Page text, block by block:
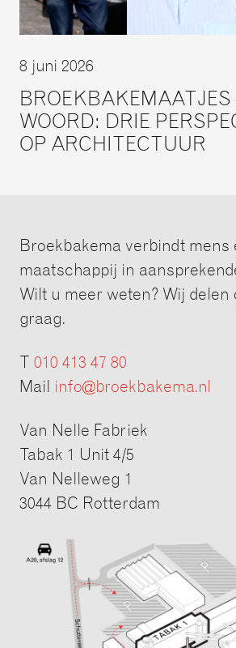
8 juni 2026
BROEKBAKEMAATJES
WOORD: DRIE
OP ARCHITECTUUR
Broekbakema verbindt mens
maatschappij in
Wilt u meer weten? Wij delen
graag.
010 413 47 80
Mail info@broekbakema.nl
Van Nelle Fabriek
Tabak 1 Unit 4/5
Van Nelleweg 1
3044 BC Rotterdam